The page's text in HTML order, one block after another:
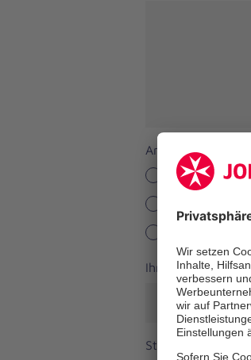
Anrede
Herr
Ihr Vorname*
Straße